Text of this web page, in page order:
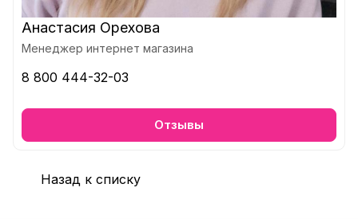
Анастасия Орехова
Менеджер интернет магазина
8 800 444-32-03
Отзывы
Назад к списку